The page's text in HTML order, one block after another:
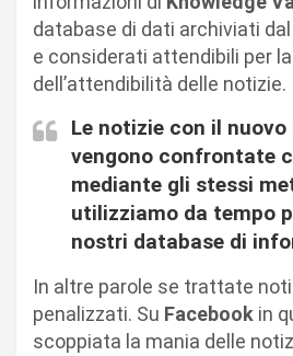
database di dati archiviati
e considerati attendibili per
dell’attendibilità delle notizie.
Le notizie con il
vengono confrontate
mediante gli stessi
utilizziamo da tempo
nostri database di
In altre parole se trattate
penalizzati. Su Facebook in
scoppiata la mania delle